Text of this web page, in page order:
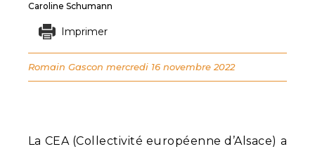
La CEA (Collectivité européenne d’Alsace) a
Caroline Schumann
Imprimer
Romain Gascon mercredi 16 novembre 2022